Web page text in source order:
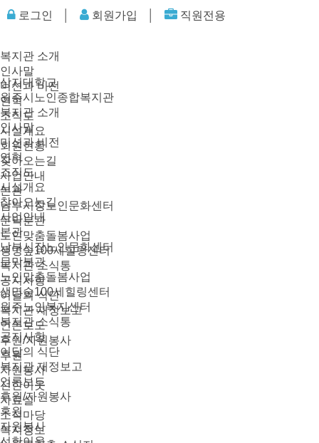
로그인 회원가입 직원전용
복지관 소개
인사말
미션과 비전
연혁
조직도
시설개요
회원현황
찾아오는길
사업안내
본관
남부시장노인문화센터
문막분관
노인맞춤돌봄사업
생명숲100세힐링센터
복지관 소식통
공지사항
이달의 식단
복지관 재정보고
언론보도
후원/자원봉사
후원
자원봉사
선한이웃
자료실
소식마당
복지정보
상지대학교
원주시노인종합복지관
복지관 소개
인사말
미션과 비전
연혁
조직도
시설개요
찾아오는길
사업안내
본관
남부시장노인문화센터
문막분관
노인맞춤돌봄사업
생명숲100세힐링센터
원주노인복지센터
복지관 소식통
공지사항
이달의 식단
복지관 재정보고
언론보도
후원/자원봉사
후원
자원봉사